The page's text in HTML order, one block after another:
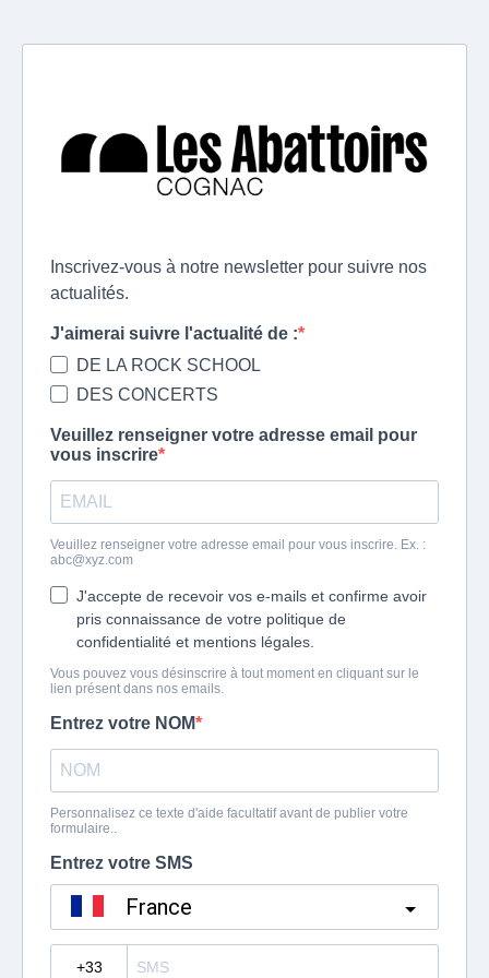
Inscrivez-vous à notre newsletter pour suivre nos
actualités.
J'aimerai suivre l'actualité de :
DE LA ROCK SCHOOL
DES CONCERTS
Veuillez renseigner votre adresse email pour
vous inscrire
Veuillez renseigner votre adresse email pour vous inscrire. Ex. :
abc@xyz.com
J'accepte de recevoir vos e-mails et confirme avoir
pris connaissance de votre politique de
confidentialité et mentions légales.
Vous pouvez vous désinscrire à tout moment en cliquant sur le
lien présent dans nos emails.
Entrez votre NOM
Personnalisez ce texte d'aide facultatif avant de publier votre
formulaire..
Entrez votre SMS
France